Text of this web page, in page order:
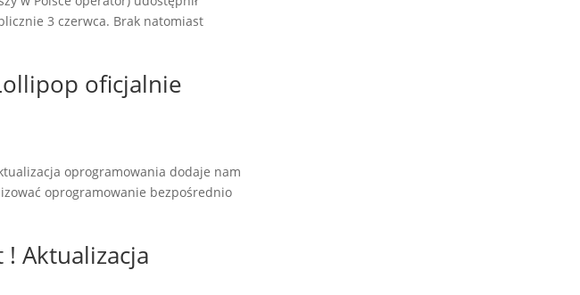
3 czerwca. Brak natomiast
oficjalnie
oprogramowania dodaje nam
oprogramowanie bezpośrednio
Aktualizacja